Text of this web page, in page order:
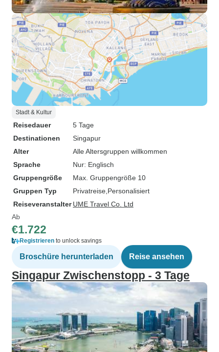
Stadt & Kultur
Reisedauer
5 Tage
Destinationen
Singapur
Alter
Alle Altersgruppen willkommen
Sprache
Nur: Englisch
Gruppengröße
Max. Gruppengröße 10
Gruppen Typ
Privatreise Personalisiert
Reiseveranstalter UME Travel Co. Ltd
Ab
€1.722
Registrieren to unlock savings
Broschüre herunterladen Reise ansehen
Singapur Zwischenstopp - 3 Tage